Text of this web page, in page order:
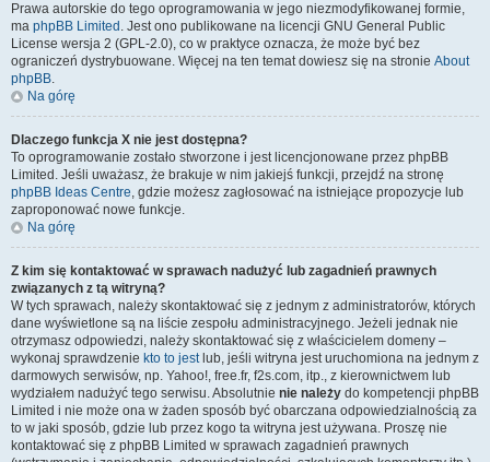
Prawa autorskie do tego oprogramowania w jego niezmodyfikowanej formie,
ma phpBB Limited . Jest ono publikowane na licencji GNU General Public
License wersja 2 (GPL-2.0), co w praktyce oznacza, że może być bez
ograniczeń dystrybuowane. Więcej na ten temat dowiesz się na stronie About
phpBB.
Na górę
Dlaczego funkcja X nie jest dostępna?
To oprogramowanie zostało stworzone i jest licencjonowane przez phpBB
Limited. Jeśli uważasz, że brakuje w nim jakiejś funkcji, przejdź na stronę
phpBB Ideas Centre, gdzie możesz zagłosować na istniejące propozycje lub
zaproponować nowe funkcje.
Na górę
Z kim się kontaktować w sprawach nadużyć lub zagadnień prawnych
związanych z tą witryną?
W tych sprawach, należy skontaktować się z jednym z administratorów, których
dane wyświetlone są na liście zespołu administracyjnego. Jeżeli jednak nie
otrzymasz odpowiedzi, należy skontaktować się z właścicielem domeny –
wykonaj sprawdzenie kto to jestlub, jeśli witryna jest uruchomiona na jednym z
darmowych serwisów, np. Yahoo!, free.fr, f2s.com, itp., z kierownictwem lub
wydziałem nadużyć tego serwisu. Absolutnie nie należy do kompetencji phpBB
Limited i nie może ona w żaden sposób być obarczana odpowiedzialnością za
to w jaki sposób, gdzie lub przez kogo ta witryna jest używana. Proszę nie
kontaktować się z phpBB Limited w sprawach zagadnień prawnych